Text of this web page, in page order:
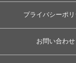
プライバシーポ
お問い合わせ